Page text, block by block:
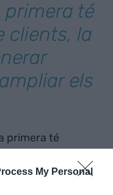
My Personal
primera té
clients, la
els
primera té
per ampliar
això, compten